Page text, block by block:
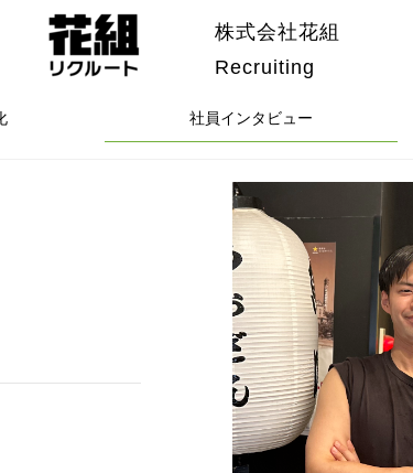
株式会社花組
Recruiting
社員インタビュー